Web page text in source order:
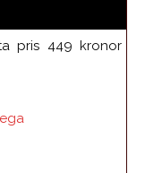
pris 449 kronor